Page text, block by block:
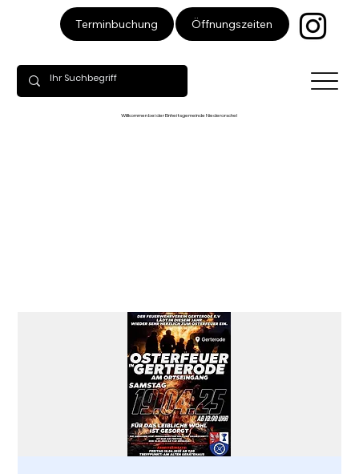
Terminbuchung Öffnungszeiten
Willkommen bei der Einheitsgemeinde Niederorschel